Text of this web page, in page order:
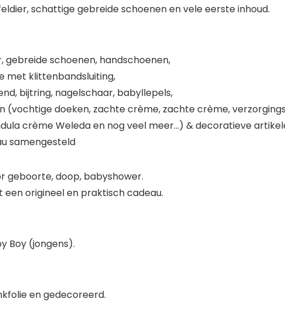
schattige gebreide schoenen en vele eerste inhoud.
schoenen, handschoenen,
met klittenbandsluiting,
bijtring, nagelschaar, babyllepels,
(vochtige doeken, zachte crème, zachte crème,
crème Weleda en nog veel meer…) & decoratieve
samengesteld
geboorte, doop, babyshower.
een origineel en praktisch cadeau.
Boy (jongens).
en gedecoreerd.